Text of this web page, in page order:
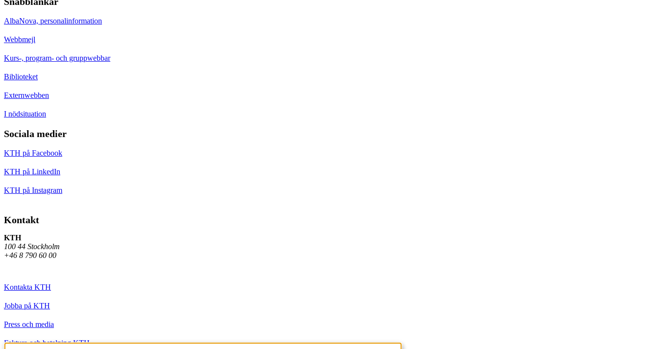
AlbaNova, personalinformation
Webbmejl
Kurs-, program- och gruppwebbar
Biblioteket
Externwebben
I nödsituation
Sociala medier
KTH på Facebook
KTH på LinkedIn
KTH på Instagram
Kontakt
KTH
100 44 Stockholm
+46 8 790 60 00
Kontakta KTH
Jobba på KTH
Press och media
Faktura och betalning KTH